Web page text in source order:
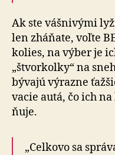
Ak ste vášnivými
len zháňate, voľte
kolies, na výber je
„štvor­kolky“ na
bývajú výrazne
va­cie autá, čo ich
ňu­je.
„Celkovo sa